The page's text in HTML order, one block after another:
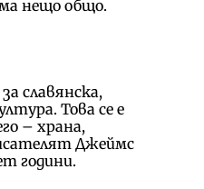
нещо общо.
славянска,
Това се е
– храна,
Джеймс
години.